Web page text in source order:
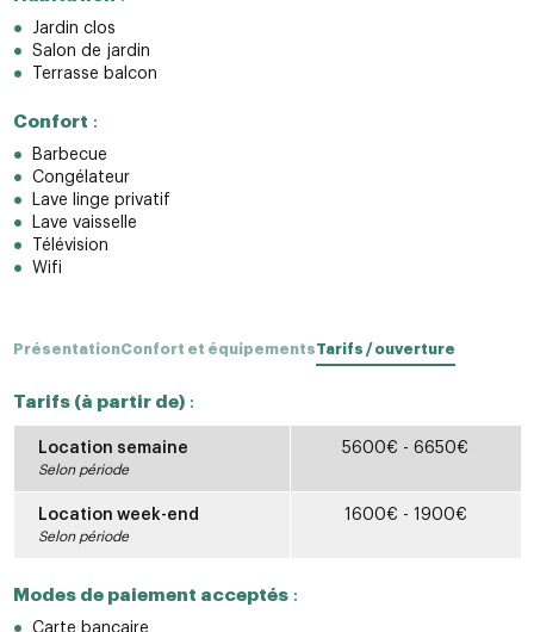
Jardin clos
Salon de jardin
Terrasse balcon
Confort :
Barbecue
Congélateur
Lave linge privatif
Lave vaisselle
Télévision
Wifi
PrésentationConfort et équipementsTarifs / ouverture
Tarifs (à partir de):
Location semaine
Selon période
5600€ - 6650€
Location week-end
Selon période
1600€ - 1900€
Modes de paiement acceptés:
Carte bancaire